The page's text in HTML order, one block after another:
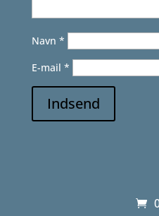
Navn *
E-mail *
Indsend